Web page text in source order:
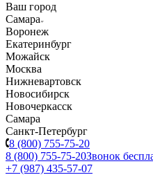
Ваш город
Самара
Воронеж
Екатеринбург
Можайск
Москва
Нижневартовск
Новосибирск
Новочеркасск
Самара
Санкт-Петербург
8 (800) 755-75-20
8 (800) 755-75-20Звонок
+7 (987) 435-57-07